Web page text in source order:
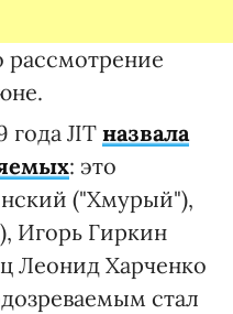
рассмотрение
года JIT назвала
: это
("Хмурый"),
Игорь Гиркин
Леонид Харченко
стал